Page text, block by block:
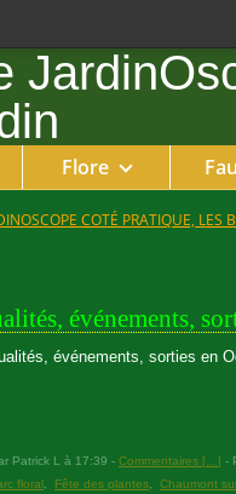
Flore
COTÉ PRATIQUE, LES
événements,
Patrick L à 17:39 - Commentaires [ ] -
floral Fête des plantes Chaumont